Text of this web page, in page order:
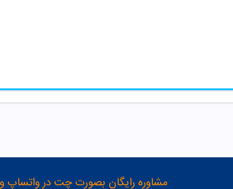
مشاوره رایگان بصورت چت در واتساپ و تلگرام با شماره